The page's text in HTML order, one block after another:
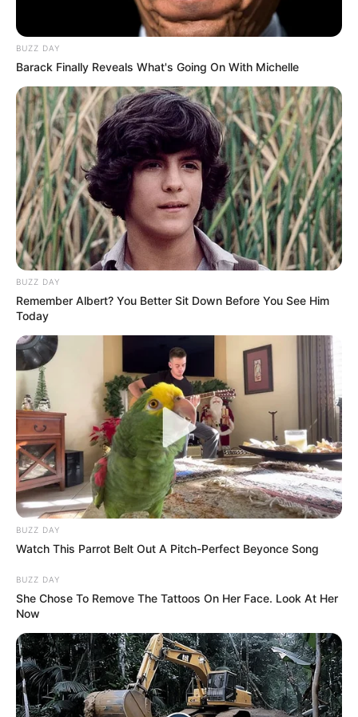
que hacen que se tenga que ajustar a la tasa a
la cual se presta este dinero”.
Lea también:Nequi le solucionó dolor de cabeza a
usuarios con cajeros tras separación de Bancolombia
Estas son condiciones de algunos bancos que están en
su portal web,pero que muy poco se contemplan, por
eso se aconseja revisar los detalles para que no tenga
alzas en los intereses.
COMPARTIR
ALERTA BOGOTÁ EN GOOGLE NEWS
TEMAS RELACIONADOS
TARJETA DE CRÉDITO
COMPRAS
INTERESES DE BANCOS EN COLOMBIA
MANTÉNGASE EN ALERTA
Tenemos todas las noticias que le
interesan. Para estar bien informado, por
favor, active las notificaciones de Alerta.
TEMAS DESTACADOS
RECIBO DEL AGUA
LOCALIDAD DE USAQUÉN
CUNDINAMARCA
DESAPARECIDOS
BUZZ DAY
Barack Finally Reveals What's Going On With Michelle
BUZZ DAY
Remember Albert? You Better Sit Down Before You See Him
Today
BUZZ DAY
Watch This Parrot Belt Out A Pitch-Perfect Beyonce Song
BUZZ DAY
She Chose To Remove The Tattoos On Her Face. Look At Her
Now